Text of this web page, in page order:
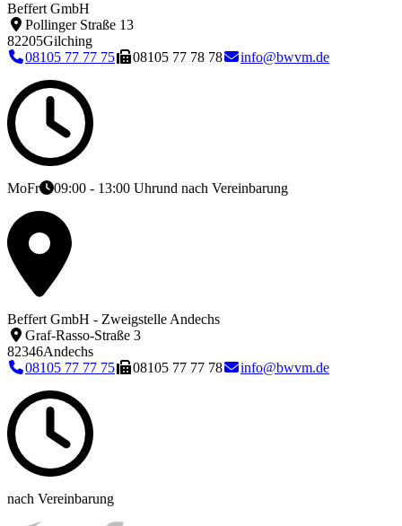
Beffert GmbH
Pollinger Straße 13
82205Gilching
08105 77 77 75
08105 77 78 78 info@bwvm.de
MoFr 09:00 - 13:00 Uhrund nach Vereinbarung
Beffert GmbH - Zweigstelle Andechs
Graf-Rasso-Straße 3
82346Andechs
08105 77 77 75
08105 77 77 78 info@bwvm.de
nach Vereinbarung